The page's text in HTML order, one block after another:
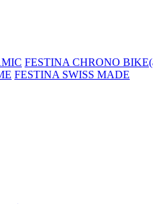
FESTINA CHRONO BIKE
FESTINA SWISS MADE